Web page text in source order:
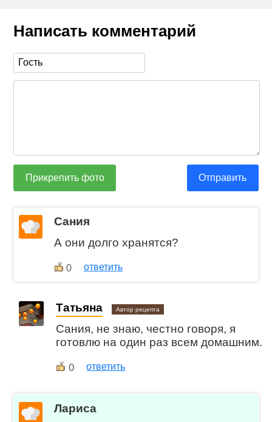
Написать комментарий
Прикрепить фото Отправить
Сания
А они долго хранятся?
0 ответить
Татьяна Автор рецепта
Сания, не знаю, честно говоря, я
готовлю на один раз всем домашним.
0 ответить
Лариса